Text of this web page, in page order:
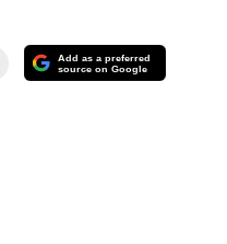
Add as a preferred
source on Google